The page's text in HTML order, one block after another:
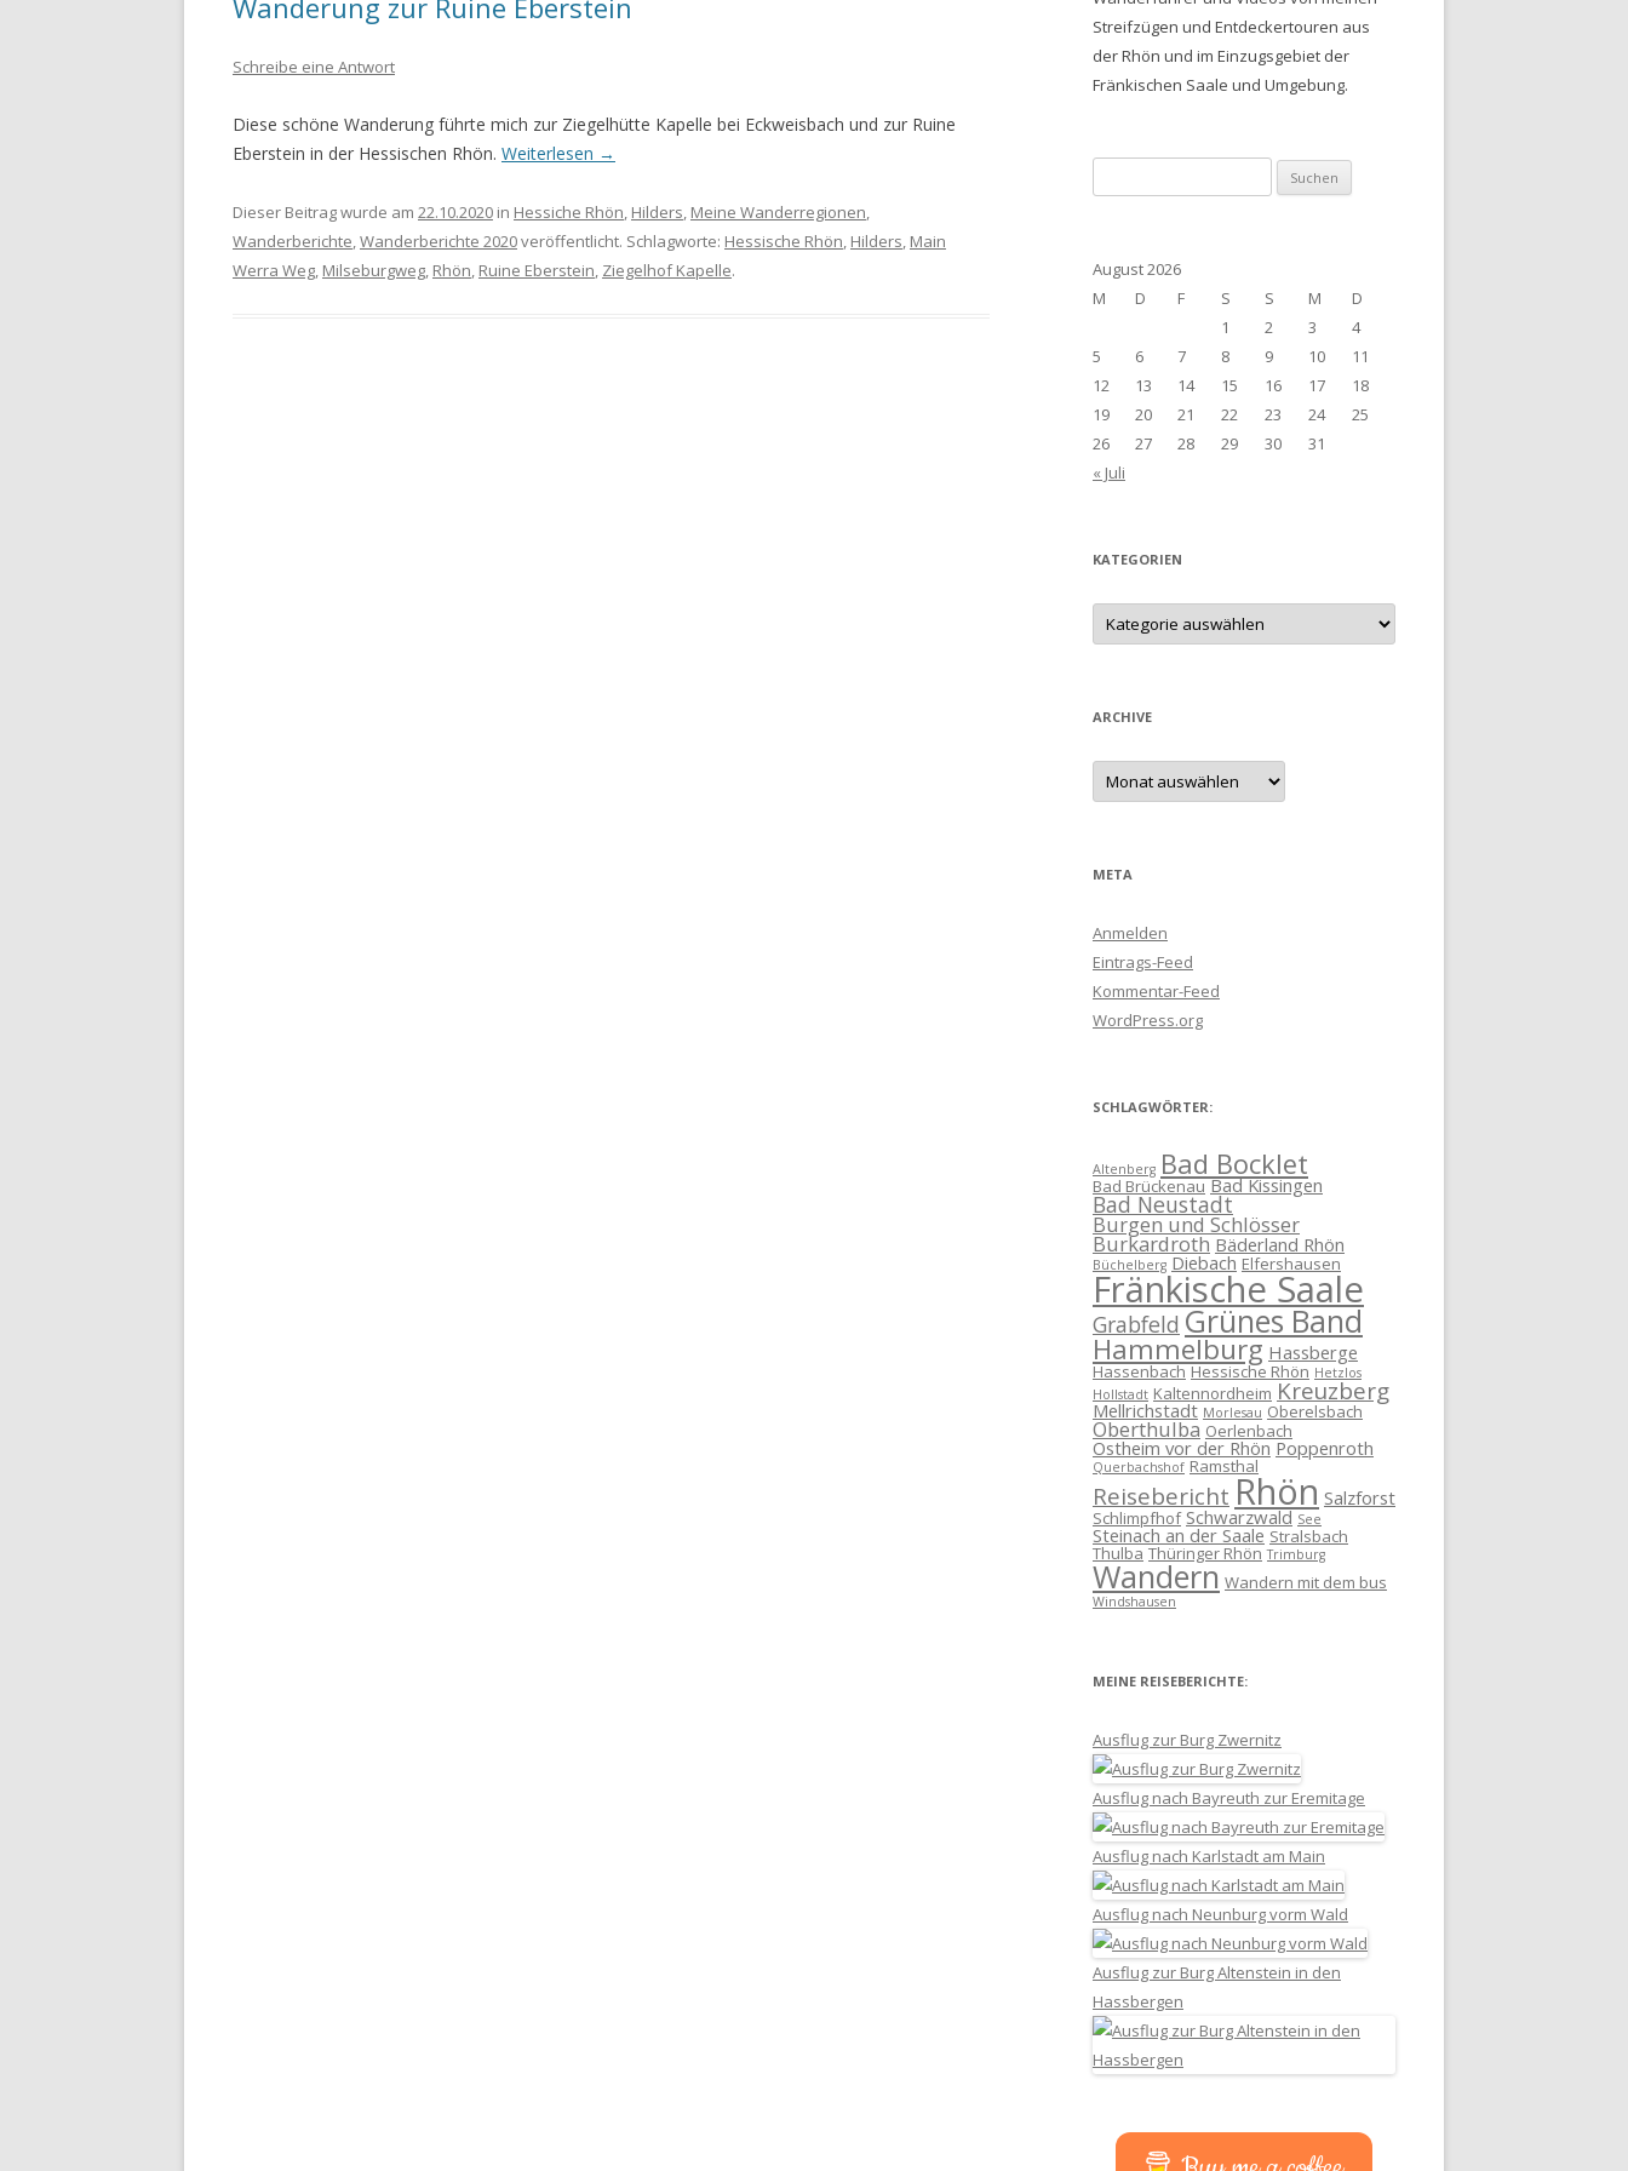
MEINE WANDERUNGEN 2021
KREUZBERG BIS HAMMELBURG
MAINTAL
Wanderung zur Ruine Eberstein
Schreibe eine Antwort
Diese schöne Wanderung führte mich zur Ziegelhütte Kapelle bei Eckweisbach und zur Ruine
Eberstein in der Hessischen Rhön. Weiterlesen →
Dieser Beitrag wurde am 22.10.2020 in Hessiche Rhön, Hilders, Meine Wanderregionen,
Wanderberichte,Wanderberichte 2020veröffentlicht. Schlagworte: Hessische Rhön, Hilders, Main
Werra Weg, Milseburgweg, Rhön, Ruine Eberstein, Ziegelhof Kapelle.
Streifzügen und Entdeckertouren aus
der Rhön und im Einzugsgebiet der
Fränkischen Saale und Umgebung.
nach:
August 2026
M
D F S S M
D
1
2 3
4
5
6 7 8 9 10
11
12
13 14 15 16 17
18
19
20 21 22 23 24
25
26
27 28 29 30
31
« Juli
KATEGORIEN
Kategorien
ARCHIVE
Archive
META
Anmelden
Eintrags-Feed
Kommentar-Feed
WordPress.org
SCHLAGWÖRTER:
Altenberg Bad Bocklet
Bad Brückenau Bad Kissingen
Bad Neustadt
Burgen und Schlösser
Burkardroth Bäderland Rhön
Büchelberg Diebach Elfershausen
Fränkische Saale
Grabfeld Grünes Band
Hammelburg Hassberge
Hassenbach Hessische Rhön Hetzlos
Hollstadt Kaltennordheim Kreuzberg
Mellrichstadt Morlesau Oberelsbach
Oberthulba Oerlenbach
Ostheim vor der Rhön Poppenroth
Querbachshof Ramsthal
ReiseberichtRhön Salzforst
Schlimpfhof Schwarzwald See
Steinach an der Saale Stralsbach
Thulba Thüringer Rhön Trimburg
Wandern Wandern mit dem bus
Windshausen
MEINE REISEBERICHTE:
Ausflug zur Burg Zwernitz
Ausflug nach Bayreuth zur Eremitage
Ausflug nach Karlstadt am Main
Ausflug nach Neunburg vorm Wald
Ausflug zur Burg Altenstein in den
Hassbergen